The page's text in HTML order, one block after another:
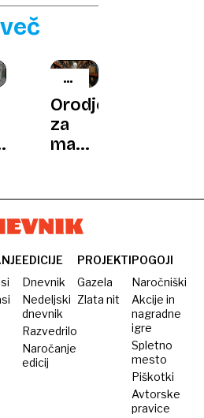
UMETNA
INTELIGENCA
Orodje
za
manipulacijo
Cambridge
Analytici
EDICIJE
Dnevnik
Nedeljski
dnevnik
Razvedrilo
Naročanje
edicij
PROJEKTI
Gazela
Zlata nit
POGOJI
Naročniški
Akcije in
nagradne
igre
Spletno
mesto
Piškotki
Avtorske
pravice